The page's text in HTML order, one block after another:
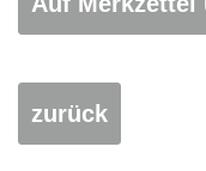
zurück